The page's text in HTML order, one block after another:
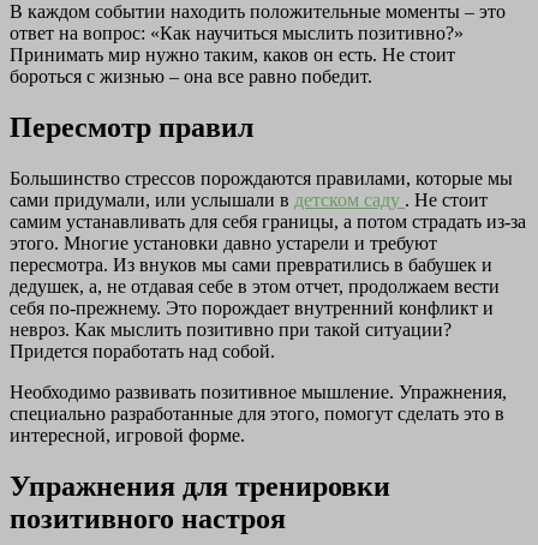
В каждом событии находить положительные моменты – это
ответ на вопрос: «Как научиться мыслить позитивно?»
Принимать мир нужно таким, каков он есть. Не стоит
бороться с жизнью – она все равно победит.
Пересмотр правил
Большинство стрессов порождаются правилами, которые мы
сами придумали, или услышали в детском саду . Не стоит
самим устанавливать для себя границы, а потом страдать из-за
этого. Многие установки давно устарели и требуют
пересмотра. Из внуков мы сами превратились в бабушек и
дедушек, а, не отдавая себе в этом отчет, продолжаем вести
себя по-прежнему. Это порождает внутренний конфликт и
невроз. Как мыслить позитивно при такой ситуации?
Придется поработать над собой.
Необходимо развивать позитивное мышление. Упражнения,
специально разработанные для этого, помогут сделать это в
интересной, игровой форме.
Упражнения для тренировки
позитивного настроя